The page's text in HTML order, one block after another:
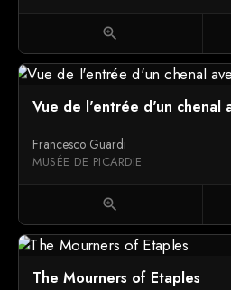
zoom_in
Vue de l'entrée d'un chenal
Francesco Guardi
MUSÉE DE PICARDIE
zoom_in
The Mourners of Etaples